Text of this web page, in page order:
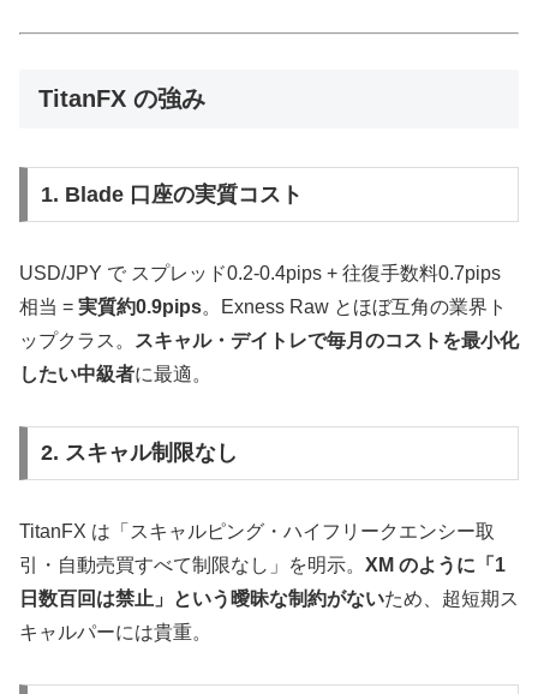
TitanFX の強み
1. Blade 口座の実質コスト
USD/JPY で スプレッド0.2-0.4pips + 往復手数料0.7pips
相当 = 実質約0.9pips。Exness Raw とほぼ互角の業界ト
ップクラス。
スキャル・デイトレで毎月のコストを最小化
したい中級者に最適。
2. スキャル制限なし
TitanFX は「スキャルピング・ハイフリークエンシー取
引・自動売買すべて制限なし」を明示。 XM のように「1
日数百回は禁止」という曖昧な制約がないため、超短期ス
キャルパーには貴重。